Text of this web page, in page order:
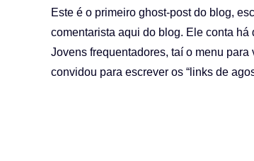
Este é o primeiro ghost-post do blog,
comentarista aqui do blog. Ele conta
Jovens frequentadores, taí o menu
convidou para escrever os “links de